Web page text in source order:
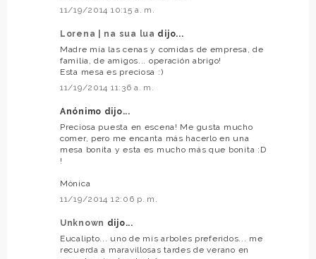
11/19/2014 10:15 a. m.
Lorena | na sua lua dijo...
Madre mía las cenas y comidas de empresa, de
familia, de amigos... operación abrigo!
Esta mesa es preciosa :)
11/19/2014 11:36 a. m.
Anónimo dijo...
Preciosa puesta en escena! Me gusta mucho
comer, pero me encanta más hacerlo en una
mesa bonita y esta es mucho más que bonita :D
!
Mònica
11/19/2014 12:06 p. m.
Unknown dijo...
Eucalipto... uno de mis arboles preferidos... me
recuerda a maravillosas tardes de verano en